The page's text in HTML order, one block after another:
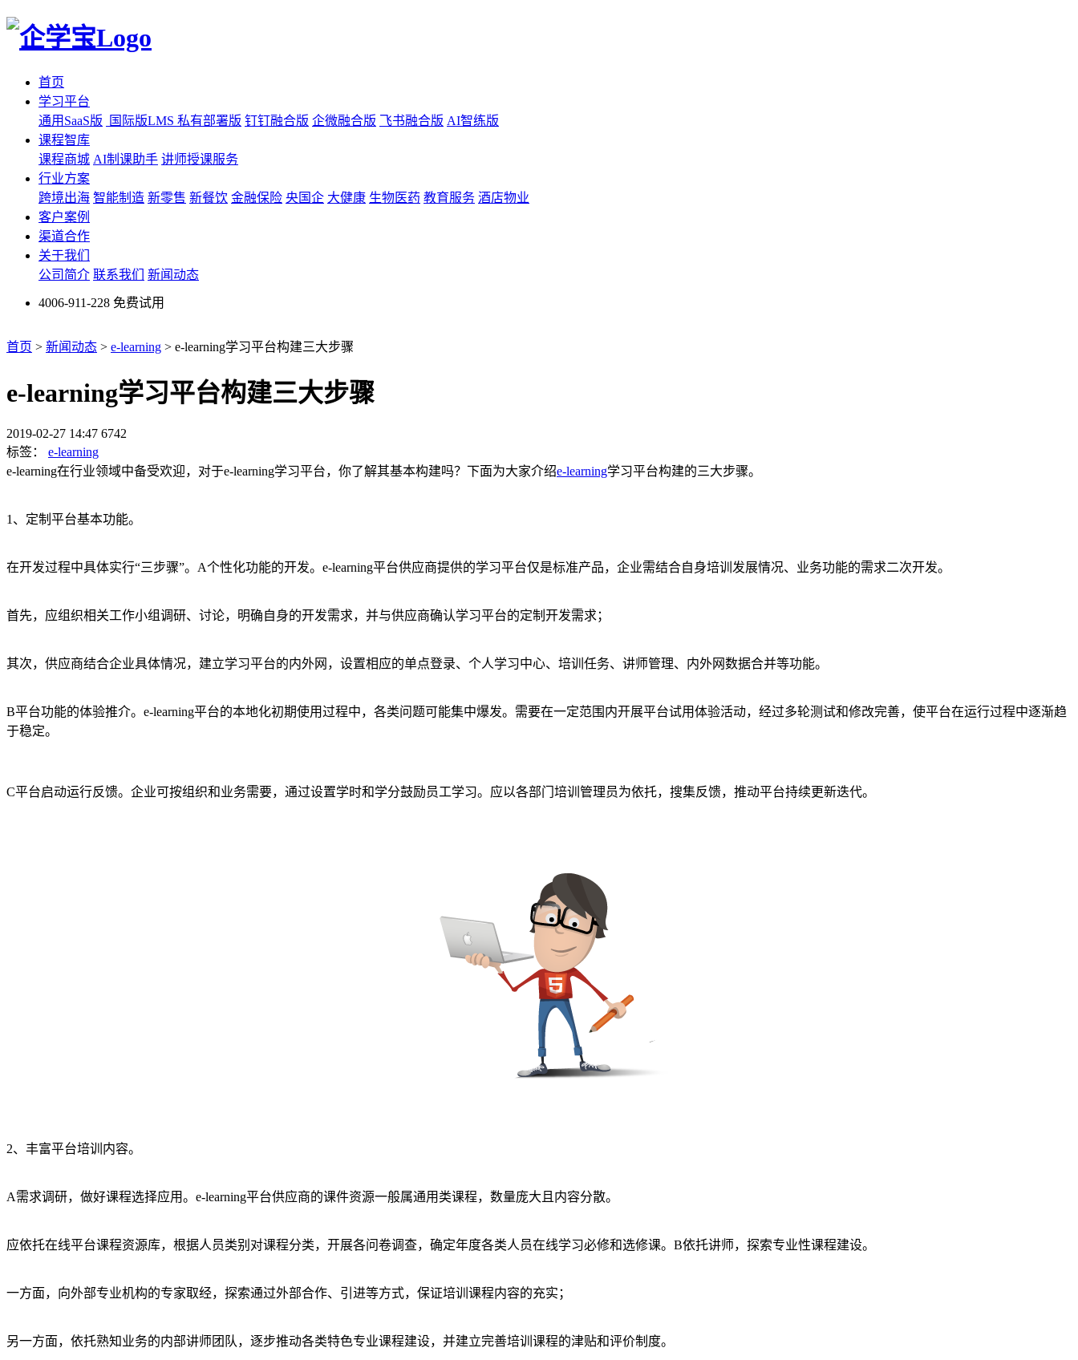
首页
学习平台
通用SaaS版
国际版LMS 私有部署版 钉钉融合版 企微融合版 飞书融合版 AI智练版
课程智库
课程商城 AI制课助手 讲师授课服务
行业方案
跨境出海 智能制造 新零售 新餐饮 金融保险 央国企 大健康 生物医药 教育服务 酒店物业
客户案例
渠道合作
关于我们
公司简介 联系我们 新闻动态
4006-911-228 免费试用
首页 > 新闻动态 > e-learning > e-learning学习平台构建三大步骤
e-learning学习平台构建三大步骤
2019-02-27 14:47 6742
标签：
e-learning
e-learning在行业领域中备受欢迎，对于e-learning学习平台，你了解其基本构建吗？下面为大家介绍e-learning学习平台构建的三大步骤。
1、定制平台基本功能。
在开发过程中具体实行“三步骤”。A个性化功能的开发。e-learning平台供应商提供的学习平台仅是标准产品，企业需结合自身培训发展情况、业务功能的需求二次开发。
首先，应组织相关工作小组调研、讨论，明确自身的开发需求，并与供应商确认学习平台的定制开发需求；
其次，供应商结合企业具体情况，建立学习平台的内外网，设置相应的单点登录、个人学习中心、培训任务、讲师管理、内外网数据合并等功能。
B平台功能的体验推介。e-learning平台的本地化初期使用过程中，各类问题可能集中爆发。需要在一定范围内开展平台试用体验活动，经过多轮测试和修改完善，使平台在运行过程中逐渐趋
于稳定。
C平台启动运行反馈。企业可按组织和业务需要，通过设置学时和学分鼓励员工学习。应以各部门培训管理员为依托，搜集反馈，推动平台持续更新迭代。
2、丰富平台培训内容。
A需求调研，做好课程选择应用。e-learning平台供应商的课件资源一般属通用类课程，数量庞大且内容分散。
应依托在线平台课程资源库，根据人员类别对课程分类，开展各问卷调查，确定年度各类人员在线学习必修和选修课。B依托讲师，探索专业性课程建设。
一方面，向外部专业机构的专家取经，探索通过外部合作、引进等方式，保证培训课程内容的充实；
另一方面，依托熟知业务的内部讲师团队，逐步推动各类特色专业课程建设，并建立完善培训课程的津贴和评价制度。